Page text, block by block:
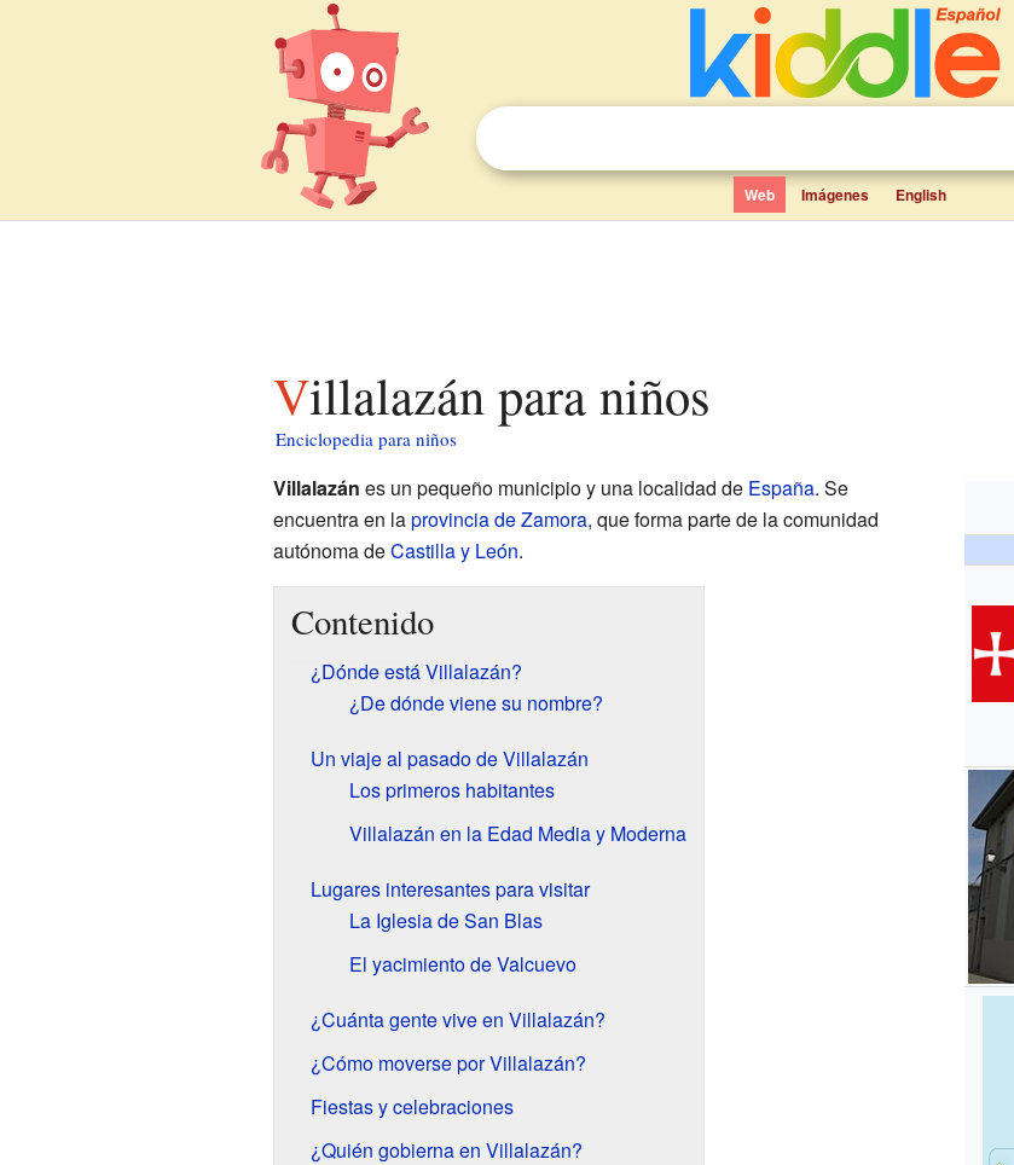
Web Imágenes English
Villalazán para niños
Enciclopedia para niños
Villalazán es un pequeño municipio y una localidad de España. Se
encuentra en laprovincia de Zamora, que forma parte de la comunidad
autónoma deCastilla y León.
Contenido
¿Dónde está Villalazán?
¿De dónde viene su nombre?
Un viaje al pasado de Villalazán
Los primeros habitantes
Villalazán en la Edad Media y Moderna
Lugares interesantes para visitar
La Iglesia de San Blas
El yacimiento de Valcuevo
¿Cuánta gente vive en Villalazán?
¿Cómo moverse por Villalazán?
Fiestas y celebraciones
¿Quién gobierna en Villalazán?